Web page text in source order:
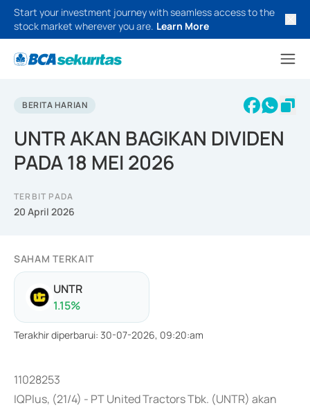
Start your investment journey with seamless access to the
stock market wherever you are. Learn More
BERITA HARIAN
UNTR AKAN BAGIKAN DIVIDEN
PADA 18 MEI 2026
TERBIT PADA
20 April 2026
SAHAM TERKAIT
UNTR
1.15%
Terakhir diperbarui: 30-07-2026, 09:20:am
11028253
IQPlus, (21/4) - PT United Tractors Tbk. (UNTR) akan